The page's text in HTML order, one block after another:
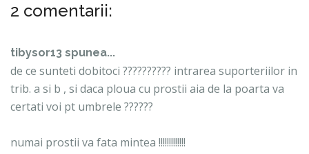
2 comentarii:
tibysor13 spunea...
de ce sunteti dobitoci ?????????? intrarea suporteriilor in
trib. a si b , si daca ploua cu prostii aia de la poarta va
certati voi pt umbrele ??????
numai prostii va fata mintea !!!!!!!!!!!!!